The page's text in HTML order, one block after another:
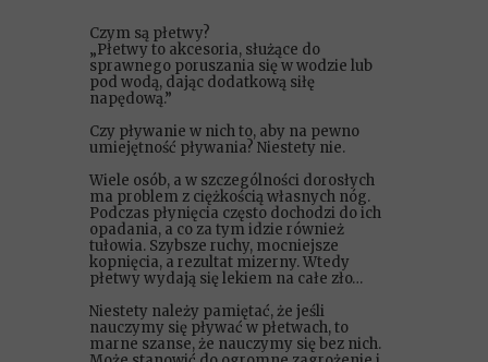
Czym są płetwy?
„Płetwy to akcesoria, służące do
sprawnego poruszania się w wodzie lub
pod wodą, dając dodatkową siłę
napędową.”
Czy pływanie w nich to, aby na pewno
umiejętność pływania? Niestety nie.
Wiele osób, a w szczególności dorosłych
ma problem z ciężkością własnych nóg.
Podczas płynięcia często dochodzi do ich
opadania, a co za tym idzie również
tułowia. Szybsze ruchy, mocniejsze
kopnięcia, a rezultat mizerny. Wtedy
płetwy wydają się lekiem na całe zło…
Niestety należy pamiętać, że jeśli
nauczymy się pływać w płetwach, to
marne szanse, że nauczymy się bez nich.